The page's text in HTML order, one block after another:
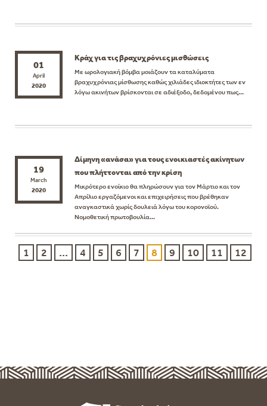
01
April
2020
Κράχ για τις βραχυχρόνιες μισθώσεις
Με ωρολογιακή βόμβα μοιάζουν τα καταλύματα
βραχυχρόνιας μίσθωσης καθώς χιλιάδες ιδιοκτήτες των εν
λόγω ακινήτων βρίσκονται σε αδιέξοδο, δεδομένου πως...
19
March
2020
Δίμηνη «ανάσα» για τους ενοικιαστές ακίνητων
που πλήττονται από την κρίση
Μικρότερο ενοίκιο θα πληρώσουν για τον Μάρτιο και τον
Απρίλιο εργαζόμενοι και επιχειρήσεις που βρέθηκαν
αναγκαστικά χωρίς δουλειά λόγω του κορονοϊού.
Νομοθετική πρωτοβουλία...
1 2 ... 4 5 6 7 8 9 10 11 12